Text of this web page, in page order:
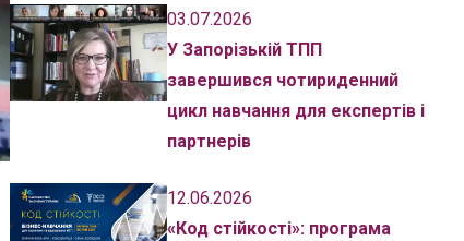
03.07.2026
У Запорізькій ТПП
завершився чотириденний
цикл навчання для експертів і
партнерів
12.06.2026
«Код стійкості»: програма